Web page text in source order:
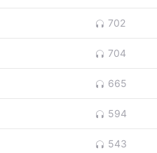
702
704
665
594
543